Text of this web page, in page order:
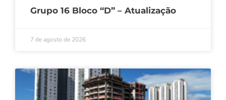
Grupo 16 Bloco “D” – Atualização
7 de agosto de 2026